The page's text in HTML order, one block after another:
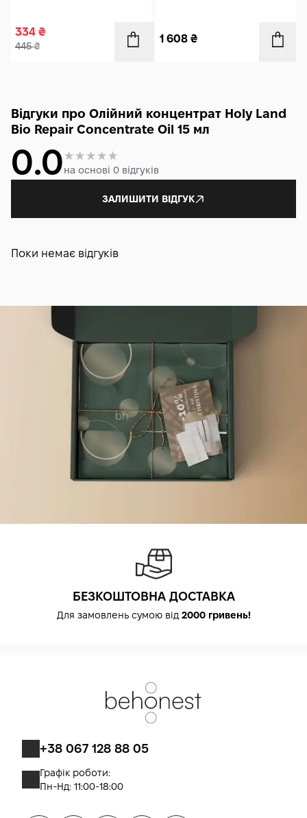
334 ₴
445₴
1 608 ₴
Відгуки про Олійний концентрат Holy Land
Bio Repair Concentrate Oil 15 мл
0.0на основі 0 відгуків
ЗАЛИШИТИ ВІДГУК
Поки немає відгуків
БЕЗКОШТОВНА ДОСТАВКА
Для замовлень сумою від 2000 гривень!
+38 067 128 88 05
Графік роботи:
Пн-Нд: 11:00-18:00